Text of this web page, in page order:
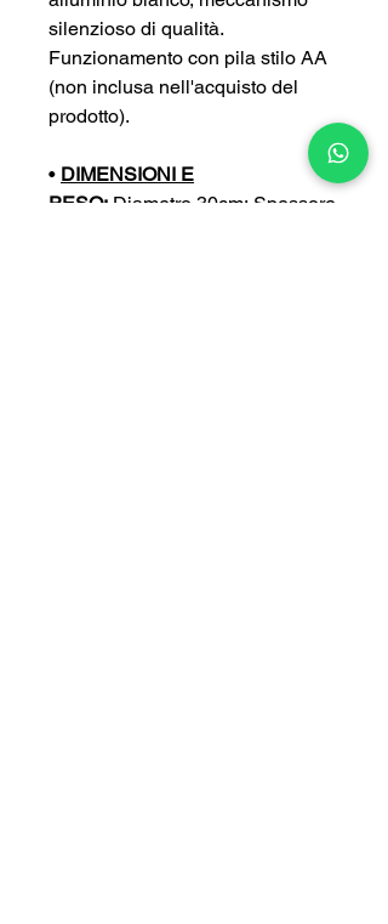
silenzioso di qualità.
Funzionamento con pila stilo AA
(non inclusa nell'acquisto del
prodotto).
• DIMENSIONI E
PESO: Diametro 30cm; Spessore